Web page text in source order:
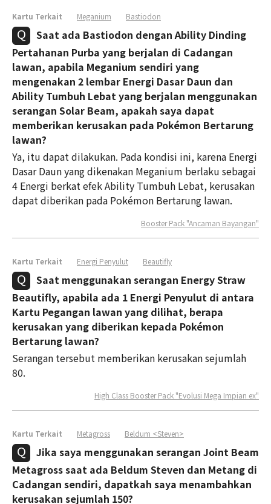
Kartu Terkait Meganium Bastiodon
Saat ada Bastiodon dengan Ability Dinding
Pertahanan Purba yang berjalan di Cadangan
lawan, apabila Meganium sendiri yang
mengenakan 2 lembar Energi Dasar Daun dan
Ability Tumbuh Lebat yang berjalan menggunakan
serangan Solar Beam, apakah saya dapat
memberikan kerusakan pada Pokémon Bertarung
lawan?
Ya, itu dapat dilakukan. Pada kondisi ini, karena Energi
Dasar Daun yang dikenakan Meganium berlaku sebagai
4 Energi berkat efek Ability Tumbuh Lebat, kerusakan
dapat diberikan pada Pokémon Bertarung lawan.
Booster Pack "Ancaman Bayangan"
Kartu Terkait Energi Penyulut Beautifly
Saat menggunakan serangan Energy Straw
Beautifly, apabila ada 1 Energi Penyulut di antara
Kartu Pegangan lawan yang dilihat, berapa
kerusakan yang diberikan kepada Pokémon
Bertarung lawan?
Serangan tersebut memberikan kerusakan sejumlah
80.
High Class Booster Pack "Evolusi Mega Impian ex"
Kartu Terkait Metagross Beldum <Steven>
Jika saya menggunakan serangan Joint Beam
Metagross saat ada Beldum Steven dan Metang di
Cadangan sendiri, dapatkah saya menambahkan
kerusakan sejumlah 150?